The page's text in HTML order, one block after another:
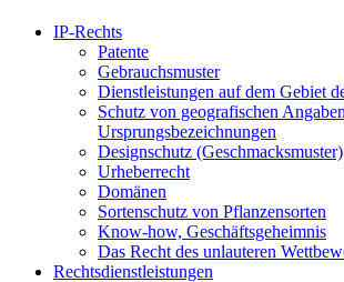
IP-Rechts
Patente
Gebrauchsmuster
Dienstleistungen auf dem Gebiet
Schutz von geografischen
Ursprungsbezeichnungen
Designschutz (Geschmacksmuster)
Urheberrecht
Domänen
Sortenschutz von Pflanzensorten
Know-how, Geschäftsgeheimnis
Das Recht des unlauteren
Rechtsdienstleistungen